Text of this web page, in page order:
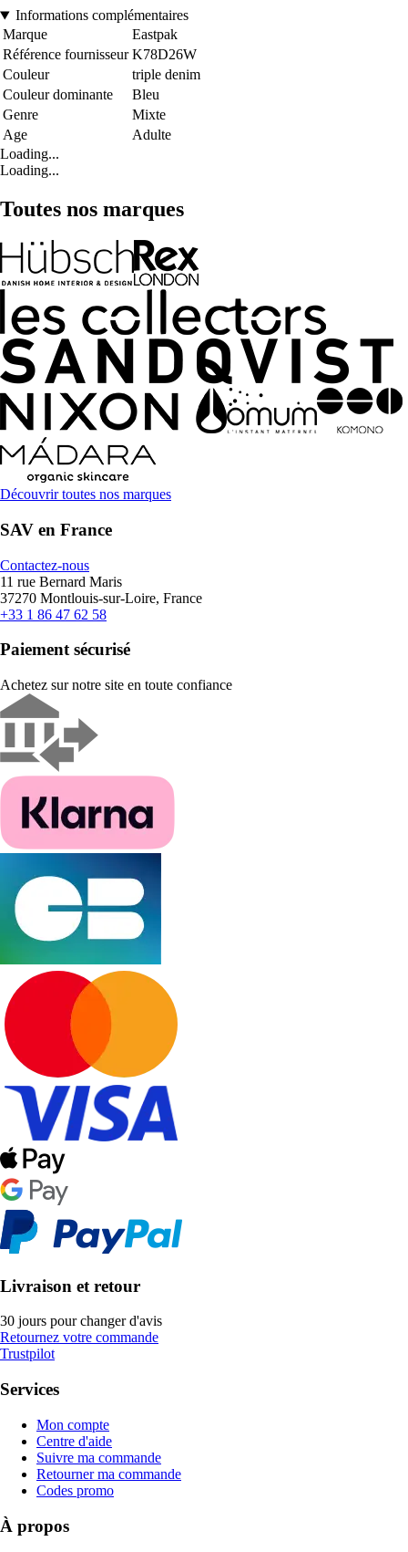
Informations complémentaires
Marque
Eastpak
Référence fournisseur K78D26W
Couleur
triple denim
Couleur dominante
Bleu
Genre
Mixte
Age
Adulte
Loading...
Loading...
Toutes nos marques
Découvrir toutes nos marques
SAV en France
Contactez-nous
11 rue Bernard Maris
37270 Montlouis-sur-Loire, France
+33 1 86 47 62 58
Paiement sécurisé
Achetez sur notre site en toute confiance
Livraison et retour
30 jours pour changer d'avis
Retournez votre commande
Trustpilot
Services
Mon compte
Centre d'aide
Suivre ma commande
Retourner ma commande
Codes promo
À propos